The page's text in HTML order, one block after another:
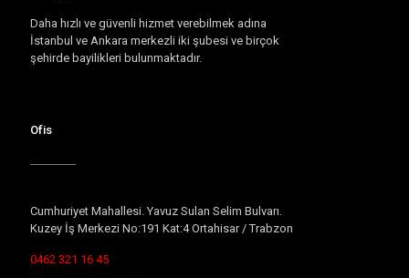
Daha hızlı ve güvenli hizmet verebilmek adına
İstanbul ve Ankara merkezli iki şubesi ve birçok
şehirde bayilikleri bulunmaktadır.
Ofis
Cumhuriyet Mahallesi. Yavuz Sulan Selim Bulvarı.
Kuzey İş Merkezi No:191 Kat:4 Ortahisar / Trabzon
0462 321 16 45